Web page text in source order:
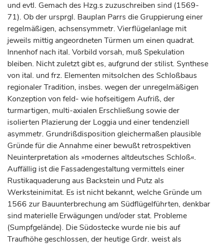
und evtl. Gemach des Hzg.s zuzuschreiben sind (1569-
71). Ob der ursprgl. Bauplan Parrs die Gruppierung einer
regelmäßigen, achsensymmetr. Vierflügelanlage mit
jeweils mittig angeordneten Türmen um einen quadrat.
Innenhof nach ital. Vorbild vorsah, muß Spekulation
bleiben. Nicht zuletzt gibt es, aufgrund der stilist. Synthese
von ital. und frz. Elementen mitsolchen des Schloßbaus
regionaler Tradition, insbes. wegen der unregelmäßigen
Konzeption von feld- wie hofseitigem Aufriß, der
turmartigen, multi-axialen Erschließung sowie der
isolierten Plazierung der Loggia und einer tendenziell
asymmetr. Grundrißdisposition gleichermaßen plausible
Gründe für die Annahme einer bewußt retrospektiven
Neuinterpretation als »modernes altdeutsches Schloß«.
Auffällig ist die Fassadengestaltung vermittels einer
Rustikaquaderung aus Backstein und Putz als
Werksteinimitat. Es ist nicht bekannt, welche Gründe um
1566 zur Bauunterbrechung am Südflügelführten, denkbar
sind materielle Erwägungen und/oder stat. Probleme
(Sumpfgelände). Die Südostecke wurde nie bis auf
Traufhöhe geschlossen, der heutige Grdr. weist als